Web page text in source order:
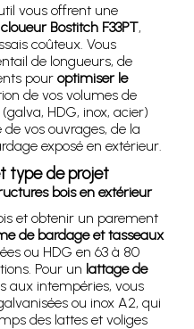
vous offrent une
Bostitch F33PT,
coûteux. Vous
de longueurs, de
pour optimiser le
de vos volumes de
HDG, inox, acier)
vos ouvrages, de la
exposé en extérieur.
type de projet
bois en extérieur
et obtenir un parement
de bardage et tasseaux
ou HDG en 63 à 80
Pour un lattage de
aux intempéries, vous
ou inox A2, qui
des lattes et voliges